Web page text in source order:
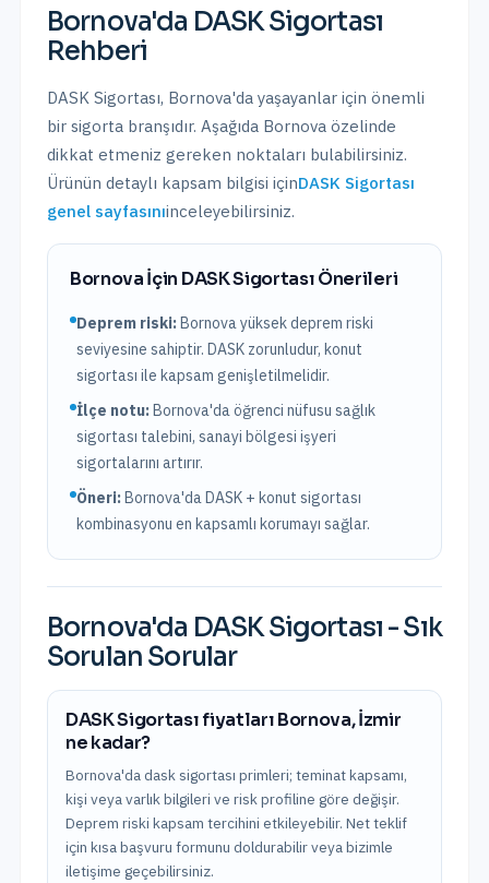
Bornova'da DASK Sigortası
Rehberi
DASK Sigortası, Bornova'da yaşayanlar için önemli
bir sigorta branşıdır. Aşağıda Bornova özelinde
dikkat etmeniz gereken noktaları bulabilirsiniz.
Ürünün detaylı kapsam bilgisi içinDASK Sigortası
genel sayfasınıinceleyebilirsiniz.
Bornovaİçin DASK SigortasıÖnerileri
Deprem riski:Bornovayüksekdeprem riski
seviyesine sahiptir. DASK zorunludur, konut
sigortası ile kapsam genişletilmelidir.
İlçe notu:Bornova'da öğrenci nüfusu sağlık
sigortası talebini, sanayi bölgesi işyeri
sigortalarını artırır.
Öneri:Bornova'da DASK + konut sigortası
kombinasyonu en kapsamlı korumayı sağlar.
Bornova'da DASK Sigortası - Sık
Sorulan Sorular
DASK Sigortası fiyatları Bornova, İzmir
ne kadar?
Bornova'da dask sigortası primleri; teminat kapsamı,
kişi veya varlık bilgileri ve risk profiline göre değişir.
Deprem riski kapsam tercihini etkileyebilir. Net teklif
için kısa başvuru formunu doldurabilir veya bizimle
iletişime geçebilirsiniz.